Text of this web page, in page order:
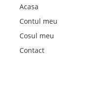
Acasa
Contul meu
Cosul meu
Contact